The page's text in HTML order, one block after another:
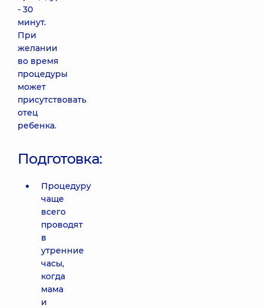
- 30
минут.
При
желании
во время
процедуры
может
присутствовать
отец
ребенка.
Подготовка:
Процедуру
чаще
всего
проводят
в
утренние
часы,
когда
мама
и